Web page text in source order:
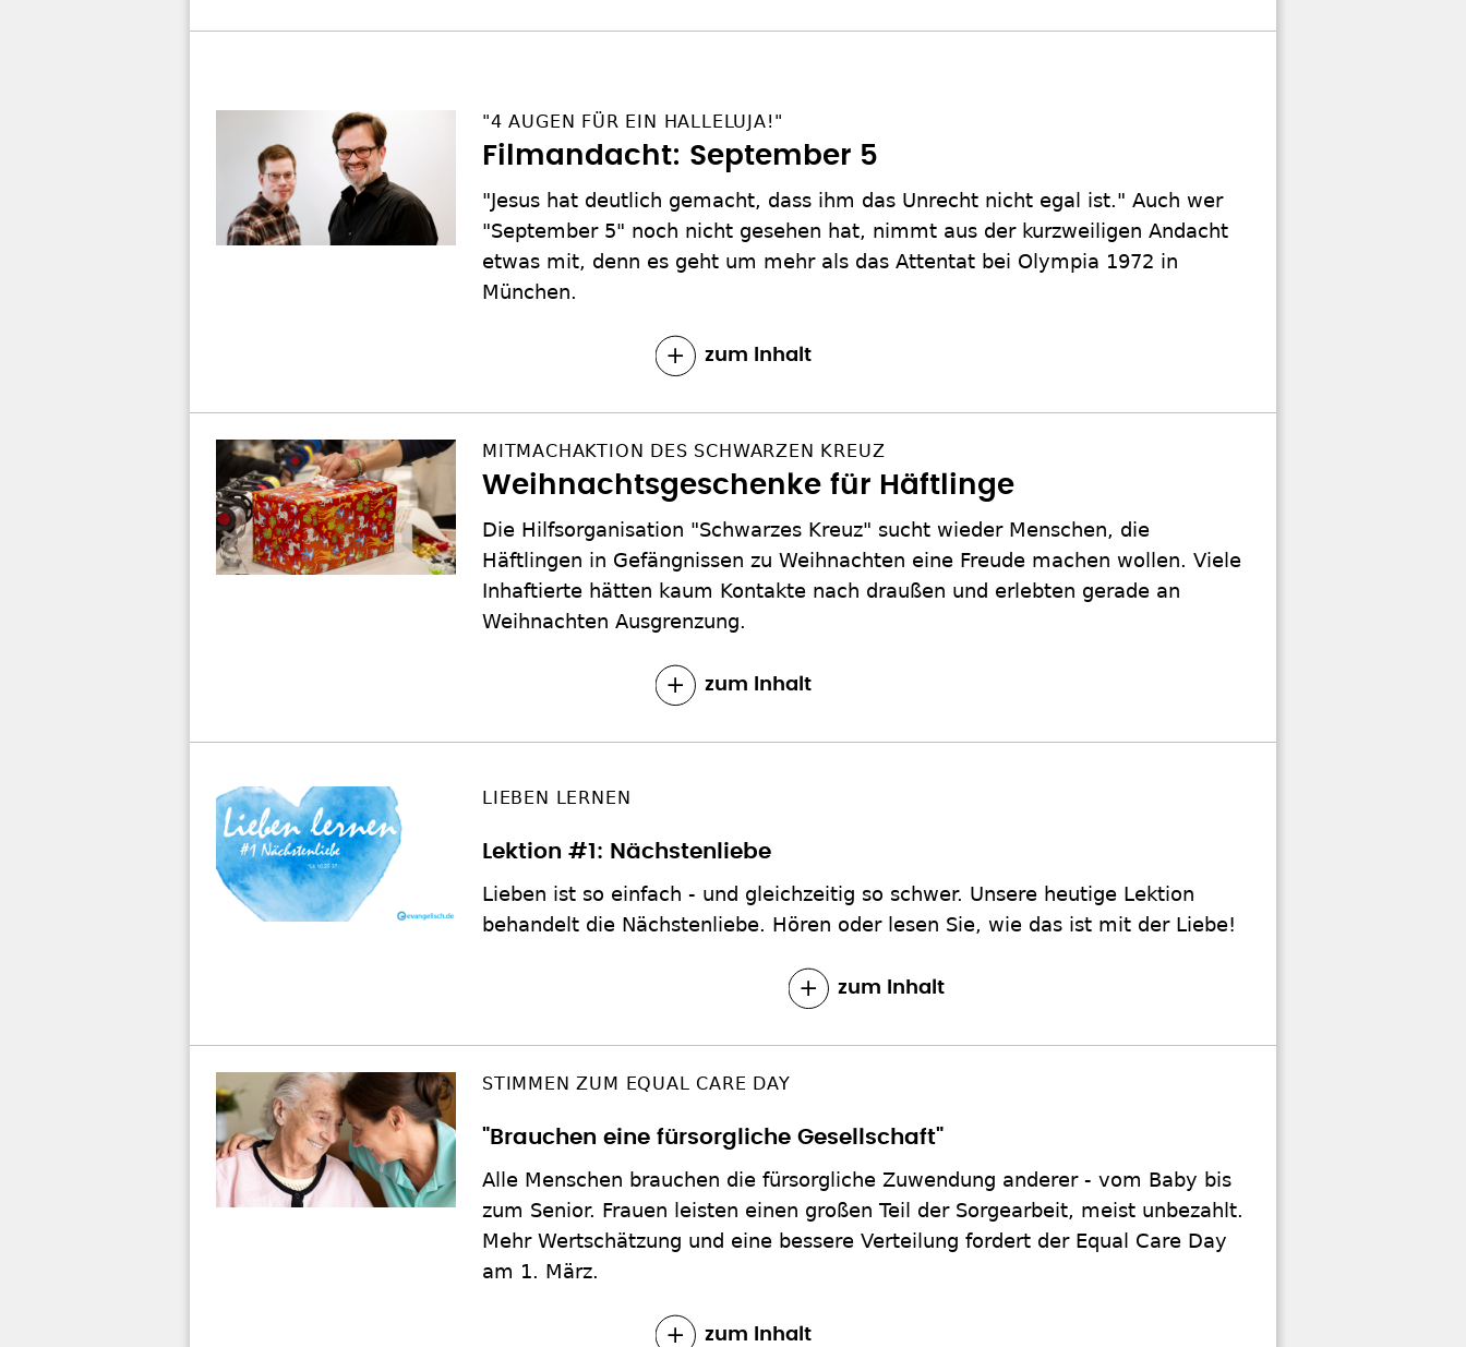
"4 AUGEN FÜR EIN HALLELUJA!"
Filmandacht: September 5
"Jesus hat deutlich gemacht, dass ihm das Unrecht nicht egal ist." Auch wer
"September 5" noch nicht gesehen hat, nimmt aus der kurzweiligen Andacht
etwas mit, denn es geht um mehr als das Attentat bei Olympia 1972 in
München.
zum Inhalt
MITMACHAKTION DES SCHWARZEN KREUZ
Weihnachtsgeschenke für Häftlinge
Die Hilfsorganisation "Schwarzes Kreuz" sucht wieder Menschen, die
Häftlingen in Gefängnissen zu Weihnachten eine Freude machen wollen. Viele
Inhaftierte hätten kaum Kontakte nach draußen und erlebten gerade an
Weihnachten Ausgrenzung.
zum Inhalt
LIEBEN LERNEN
Lektion #1: Nächstenliebe
Lieben ist so einfach - und gleichzeitig so schwer. Unsere heutige Lektion
behandelt die Nächstenliebe. Hören oder lesen Sie, wie das ist mit der Liebe!
zum Inhalt
STIMMEN ZUM EQUAL CARE DAY
"Brauchen eine fürsorgliche Gesellschaft"
Alle Menschen brauchen die fürsorgliche Zuwendung anderer - vom Baby bis
zum Senior. Frauen leisten einen großen Teil der Sorgearbeit, meist unbezahlt.
Mehr Wertschätzung und eine bessere Verteilung fordert der Equal Care Day
am 1. März.
zum Inhalt